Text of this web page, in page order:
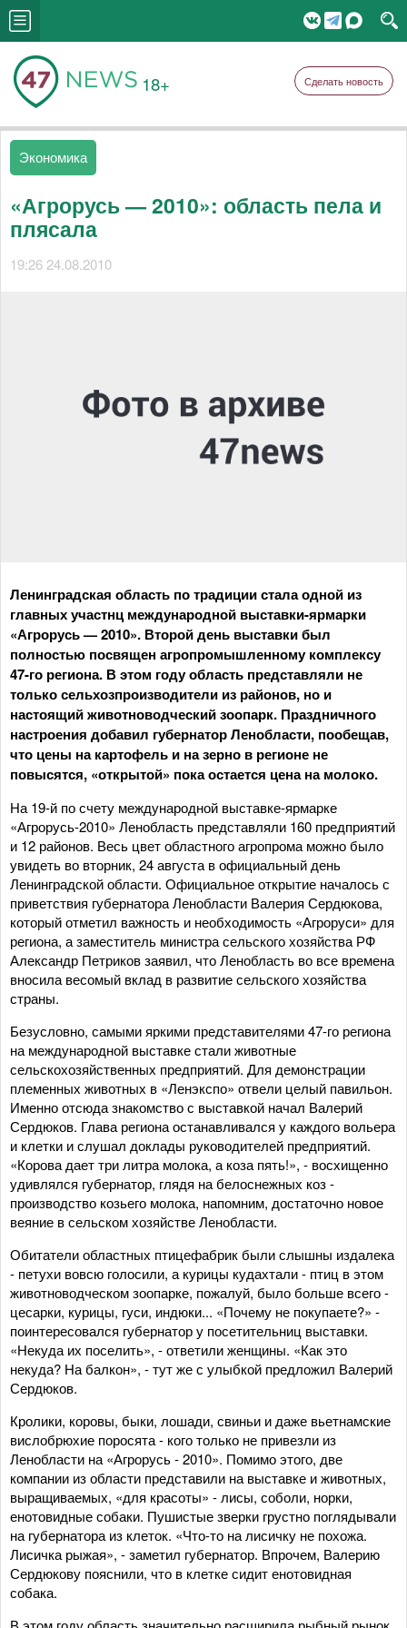
18+ Сделать новость
Экономика
«Агрорусь — 2010»: область пела и
плясала
19:26 24.08.2010
Ленинградская область по традиции стала одной из
главных участнц международной выставки-ярмарки
«Агрорусь — 2010». Второй день выставки был
полностью посвящен агропромышленному комплексу
47-го региона. В этом году область представляли не
только сельхозпроизводители из районов, но и
настоящий животноводческий зоопарк. Праздничного
настроения добавил губернатор Ленобласти, пообещав,
что цены на картофель и на зерно в регионе не
повысятся, «открытой» пока остается цена на молоко.
На 19-й по счету международной выставке-ярмарке
«Агрорусь-2010» Ленобласть представляли 160 предприятий
и 12 районов. Весь цвет областного агропрома можно было
увидеть во вторник, 24 августа в официальный день
Ленинградской области. Официальное открытие началось с
приветствия губернатора Ленобласти Валерия Сердюкова,
который отметил важность и необходимость «Агроруси» для
региона, а заместитель министра сельского хозяйства РФ
Александр Петриков заявил, что Ленобласть во все времена
вносила весомый вклад в развитие сельского хозяйства
страны.
Безусловно, самыми яркими представителями 47-го региона
на международной выставке стали животные
сельскохозяйственных предприятий. Для демонстрации
племенных животных в «Ленэкспо» отвели целый павильон.
Именно отсюда знакомство с выставкой начал Валерий
Сердюков. Глава региона останавливался у каждого вольера
и клетки и слушал доклады руководителей предприятий.
«Корова дает три литра молока, а коза пять!», - восхищенно
удивлялся губернатор, глядя на белоснежных коз -
производство козьего молока, напомним, достаточно новое
веяние в сельском хозяйстве Ленобласти.
Обитатели областных птицефабрик были слышны издалека
- петухи вовсю голосили, а курицы кудахтали - птиц в этом
животноводческом зоопарке, пожалуй, было больше всего -
цесарки, курицы, гуси, индюки... «Почему не покупаете?» -
поинтересовался губернатор у посетительниц выставки.
«Некуда их поселить», - ответили женщины. «Как это
некуда? На балкон», - тут же с улыбкой предложил Валерий
Сердюков.
Кролики, коровы, быки, лошади, свиньи и даже вьетнамские
вислобрюхие поросята - кого только не привезли из
Ленобласти на «Агрорусь - 2010». Помимо этого, две
компании из области представили на выставке и животных,
выращиваемых, «для красоты» - лисы, соболи, норки,
енотовидные собаки. Пушистые зверки грустно поглядывали
на губернатора из клеток. «Что-то на лисичку не похожа.
Лисичка рыжая», - заметил губернатор. Впрочем, Валерию
Сердюкову пояснили, что в клетке сидит енотовидная
собака.